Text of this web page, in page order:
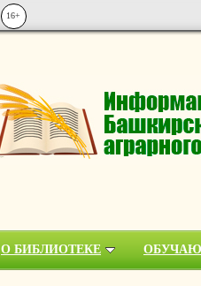
16+
О БИБЛИОТЕКЕ